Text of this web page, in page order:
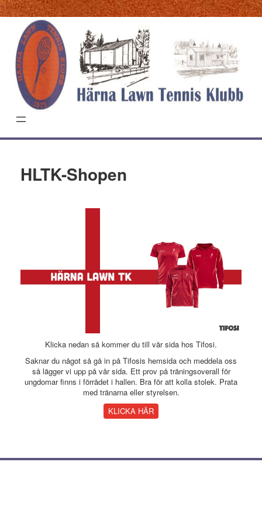
Hoppa
till
HLTK-Shopen
Klicka nedan så kommer du till vår sida hos Tifosi.
Saknar du något så gå in på Tifosis hemsida och meddela oss
så lägger vi upp på vår sida. Ett prov på träningsoverall för
ungdomar finns i förrådet i hallen. Bra för att kolla stolek. Prata
med tränarna eller styrelsen.
KLICKA HÄR